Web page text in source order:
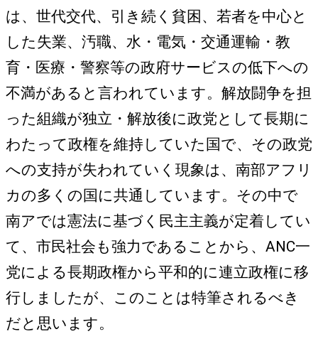
は、世代交代、引き続く貧困、若者を中心と
した失業、汚職、水・電気・交通運輸・教
育・医療・警察等の政府サービスの低下への
不満があると言われています。解放闘争を担
った組織が独立・解放後に政党として長期に
わたって政権を維持していた国で、その政党
への支持が失われていく現象は、南部アフリ
カの多くの国に共通しています。その中で
南アでは憲法に基づく民主主義が定着してい
て、市民社会も強力であることから、ANC一
党による長期政権から平和的に連立政権に移
行しましたが、このことは特筆されるべき
だと思います。